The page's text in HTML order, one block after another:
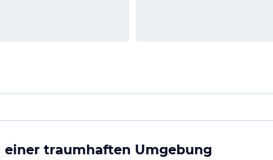
traumhaften Umgebung